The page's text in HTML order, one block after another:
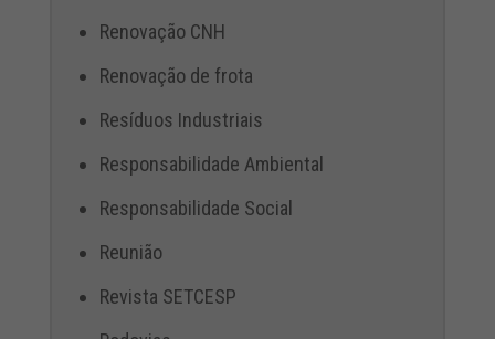
Renovação CNH
Renovação de frota
Resíduos Industriais
Responsabilidade Ambiental
Responsabilidade Social
Reunião
Revista SETCESP